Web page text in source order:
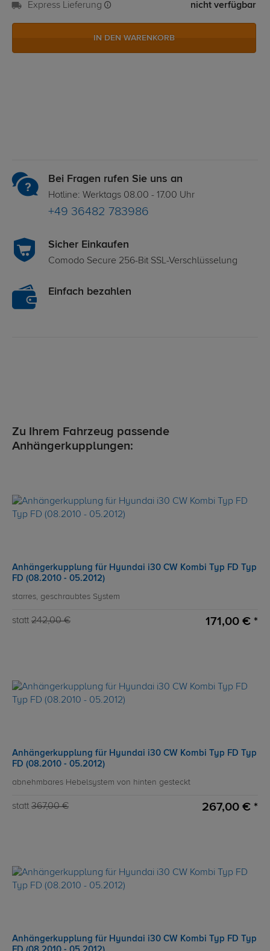
Express Lieferung nicht verfügbar
IN DEN WARENKORB
Bei Fragen rufen Sie uns an
Hotline: Werktags 08.00 - 17.00 Uhr
+49 36482 783986
Sicher Einkaufen
Comodo Secure 256-Bit SSL-Verschlüsselung
Einfach bezahlen
Zu Ihrem Fahrzeug passende
Anhängerkupplungen:
Anhängerkupplung für Hyundai i30 CW Kombi Typ FD Typ
FD (08.2010 - 05.2012)
starres, geschraubtes System
statt 242,00 € 171,00 € *
Anhängerkupplung für Hyundai i30 CW Kombi Typ FD Typ
FD (08.2010 - 05.2012)
abnehmbares Hebelsystem von hinten gesteckt
statt 367,00 € 267,00 € *
Anhängerkupplung für Hyundai i30 CW Kombi Typ FD Typ